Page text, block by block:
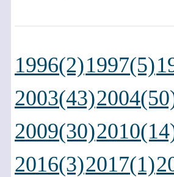
1996(2)1997(5)
2003(43)
2009(30)
2016(3)2017(1)